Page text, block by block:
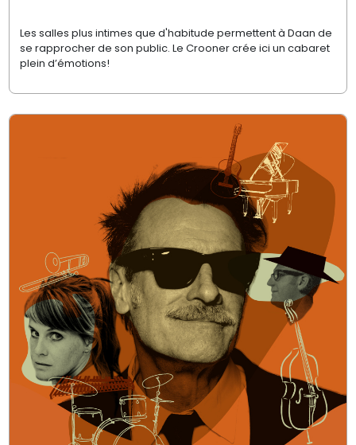
Les salles plus intimes que d'habitude permettent à Daan de
se rapprocher de son public. Le Crooner crée ici un cabaret
plein d’émotions!